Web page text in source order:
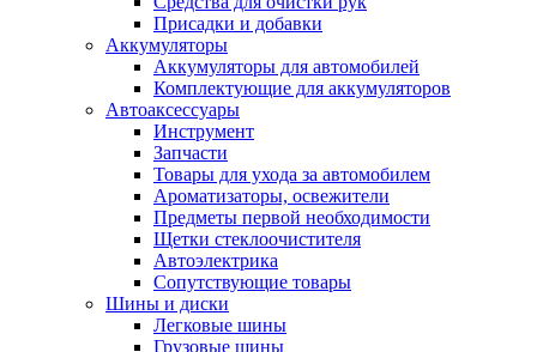
Присадки и добавки
Аккумуляторы
Аккумуляторы для автомобилей
Комплектующие для аккумуляторов
Автоаксессуары
Инструмент
Запчасти
Товары для ухода за автомобилем
Ароматизаторы, освежители
Предметы первой необходимости
Щетки стеклоочистителя
Автоэлектрика
Сопутствующие товары
Шины и диски
Легковые шины
Грузовые шины